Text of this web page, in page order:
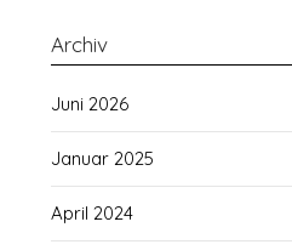
Archiv
Juni 2026
Januar 2025
April 2024